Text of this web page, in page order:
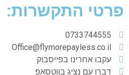
פרטי התקשרות:
0733744555
Office@flymorepayless.co.il
עקבו אחרינו בפייסבוק
דברו עם נציג בווטסאפ